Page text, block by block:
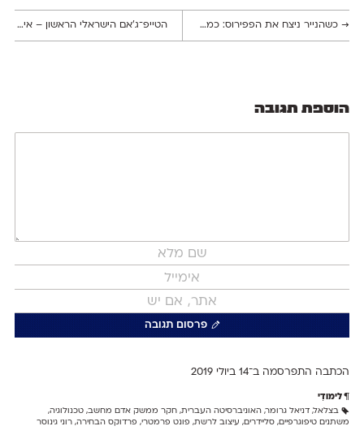
→כשהנייר ניצח את הפפירוס: כמה עובדות על המצאת ה־A4 הטייפ־ג'אם הישראלי הראשון – אירוע האקתון לעיצוב פונטים
הוספת תגובה
פרסום תגובה
הכתבה התפרסמה ב־14 ב יולי 2019
לימודִי
בצלאל, דניאל גרומר, האוניברסיטה העברית, חקר ממשק אדם מחשב, טכנולוגיה,
משתנים טיפוגרפיים, סליידרים, עיצוב לרשת, פונט פרמטרי, פרדוקס הבחירה, רוני גינוסר